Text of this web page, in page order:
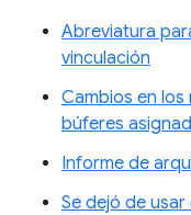
Abreviatura
vinculación
Cambios en
búferes
Informe de
Se dejó de